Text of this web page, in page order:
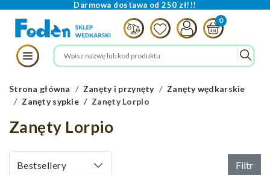
Darmowa dostawa od 250 zł!!!
Strona główna Zanęty i przynęty
Zanęty wędkarskie
Zanęty sypkie
Zanęty Lorpio
Zanęty Lorpio
Filtr